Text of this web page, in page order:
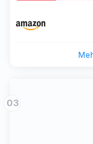
Spielzeug,
03